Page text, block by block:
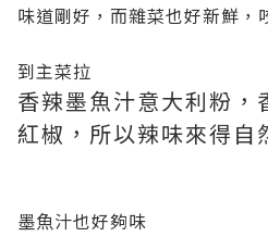
味道剛好，而雜菜也好新鮮，
到主菜拉
香辣墨魚汁意大利粉，
紅椒，所以辣味來得自
墨魚汁也好夠味